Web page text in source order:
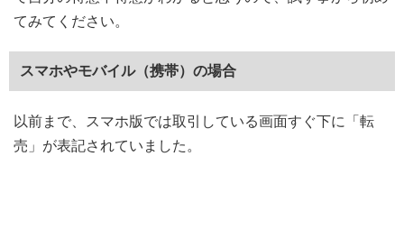
てみてください。
スマホやモバイル（携帯）の場合
以前まで、スマホ版では取引している画面すぐ下に「転
売」が表記されていました。